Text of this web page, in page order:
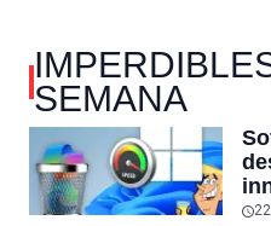
SEMANA
11